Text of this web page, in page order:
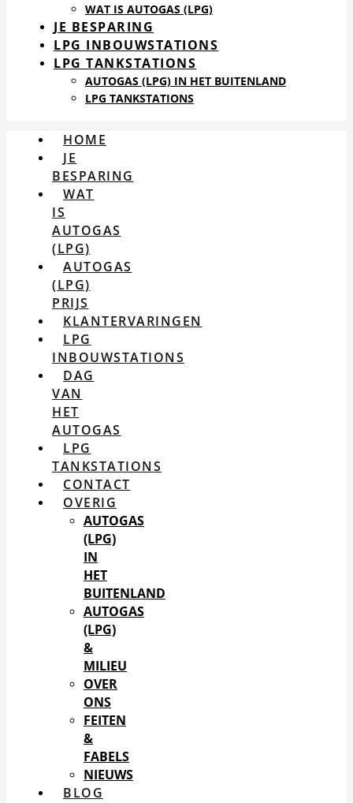
WAT IS AUTOGAS (LPG)
JE BESPARING
LPG INBOUWSTATIONS
LPG TANKSTATIONS
AUTOGAS (LPG) IN HET BUITENLAND
LPG TANKSTATIONS
HOME
JE
BESPARING
WAT
IS
AUTOGAS
(LPG)
AUTOGAS
(LPG)
PRIJS
KLANTERVARINGEN
LPG
INBOUWSTATIONS
DAG
VAN
HET
AUTOGAS
LPG
TANKSTATIONS
CONTACT
OVERIG
AUTOGAS
(LPG)
IN
HET
BUITENLAND
AUTOGAS
(LPG)
&
MILIEU
OVER
ONS
FEITEN
&
FABELS
NIEUWS
BLOG